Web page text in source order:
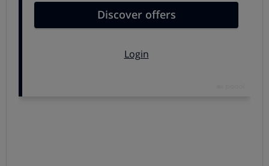
leptina y la grelina.
Laleptinaes una hormona producida
cantidad de reservas grasas. Actúa informando sobre